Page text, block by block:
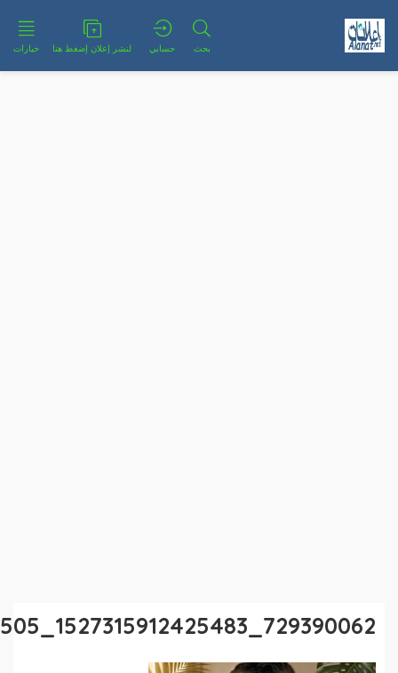
بحث حسابي لنشر إعلان إضغط هنا خيارات
729390062_1527315912425483_8307144379106513505_n